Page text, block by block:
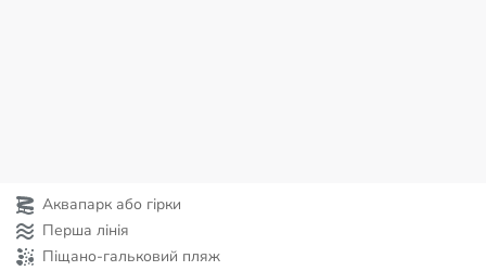
Аквапарк або гірки
Перша лінія
Піщано-гальковий пляж